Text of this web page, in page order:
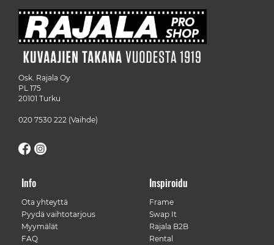
Osk. Rajala Oy
PL 175
20101 Turku
020 7530 222 (Vaihde)
Info
Ota yhteyttä
Pyydä vaihtotarjous
Myymälät
FAQ
Inspiroidu
Frame
Swap It
Rajala B2B
Rental